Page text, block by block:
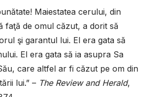
Maiestatea cerului, din
faţă de omul căzut, a dorit să
şi garantul lui. El era gata să
El era gata să ia asupra Sa
care altfel ar fi căzut pe om din
lui.” – The Review and Herald,